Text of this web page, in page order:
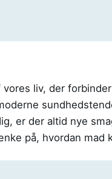
liv, der
er der altid nye
på, hvordan mad